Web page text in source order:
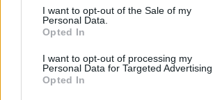
consent section.
I want to opt-out of the Sale of my
Personal Data.
Opted In
I want to opt-out of processing my
Personal Data for Targeted Advertising.
Opted In
Please login to comment
COMMENTS